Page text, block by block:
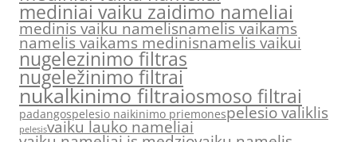
mediniai vaiku zaidimo nameliai
medinis vaiku namelisnamelis vaikams
namelis vaikams medinisnamelis vaikui
nugelezinimo filtras
nugeležinimo filtrai
nukalkinimo filtraiosmoso filtrai
padangospelesio naikinimo priemonespelesio valiklis
pelesisvaiku lauko nameliai